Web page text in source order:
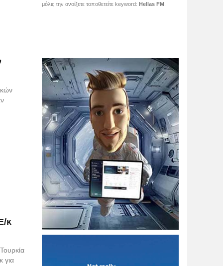
κ
για
μόλις την ανοίξετε τοποθετείτε keyword: Hellas FM.